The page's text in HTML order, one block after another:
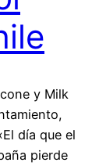
y Milk
día que el
pierde